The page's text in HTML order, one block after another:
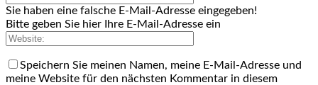
Sie haben eine falsche E-Mail-Adresse eingegeben!
Bitte geben Sie hier Ihre E-Mail-Adresse ein
Speichern Sie meinen Namen, meine E-Mail-Adresse und
meine Website für den nächsten Kommentar in diesem